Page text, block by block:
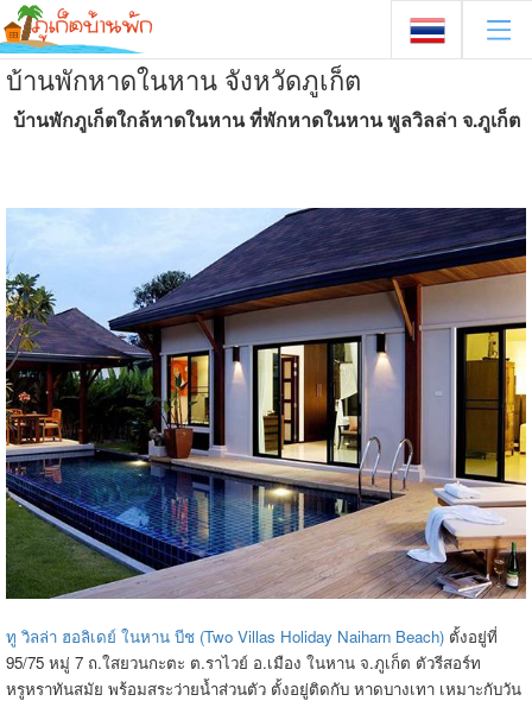
บ้านพักหาดในหาน จังหวัดภูเก็ต
บ้านพักภูเก็ตใกล้หาดในหาน ที่พักหาดในหาน พูลวิลล่า จ.ภูเก็ต
ทู วิลล่า ฮอลิเดย์ ในหาน บีช (Two Villas Holiday Naiharn Beach) ตั้งอยู่ที่
95/75 หมู่ 7 ถ.ใสยวนกะตะ ต.ราไวย์ อ.เมือง ในหาน จ.ภูเก็ต ตัวรีสอร์ท
หรูหราทันสมัย พร้อมสระว่ายน้ำส่วนตัว ตั้งอยู่ติดกับ หาดบางเทา เหมาะกับวัน